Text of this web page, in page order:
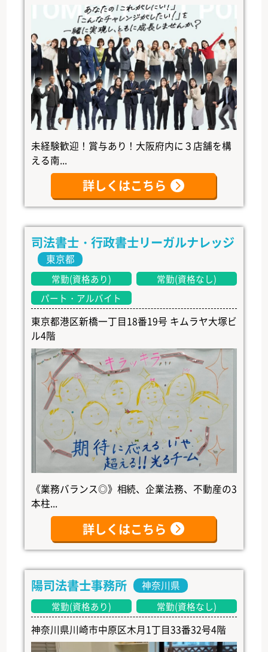
未経験歓迎！賞与あり！大阪府内に３店舗を構
える南...
詳しくはこちら
司法書士・行政書士リーガルナレッジ
東京都
常勤(資格あり)
常勤(資格なし)
パート・アルバイト
東京都港区新橋一丁目18番19号 キムラヤ大塚ビ
ル4階
《業務バランス◎》相続、企業法務、不動産の3
本柱...
詳しくはこちら
陽司法書士事務所 神奈川県
常勤(資格あり) 常勤(資格なし)
神奈川県川崎市中原区木月1丁目33番32号4階